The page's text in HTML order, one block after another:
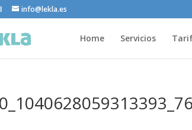
info@lekla.es
Home Servicios